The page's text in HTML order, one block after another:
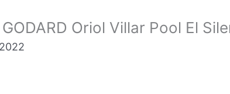
GODARD Oriol Villar Pool El